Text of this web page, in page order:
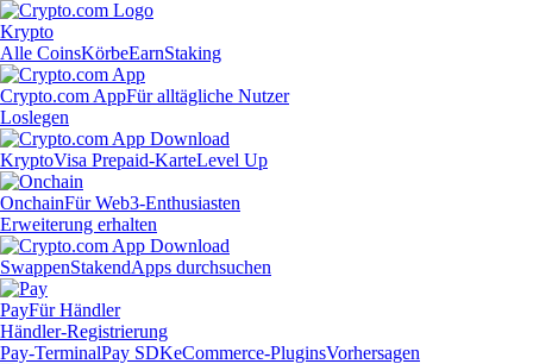
Krypto
Alle CoinsKörbeEarnStaking
Crypto.com AppFür alltägliche Nutzer
Loslegen
KryptoVisa Prepaid-KarteLevel Up
OnchainFür Web3-Enthusiasten
Erweiterung erhalten
SwappenStakendApps durchsuchen
PayFür Händler
Händler-Registrierung
Pay-TerminalPay SDKeCommerce-PluginsVorhersagen